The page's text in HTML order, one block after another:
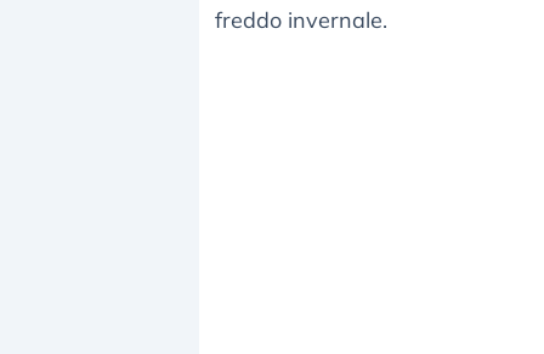
freddo invernale.